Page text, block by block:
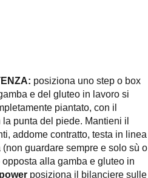
posiziona uno step o box
e del gluteo in lavoro si
piantato, con il
punta del piede. Mantieni il
addome contratto, testa in linea
guardare sempre e solo sù o
alla gamba e gluteo in
posiziona il bilanciere sulle